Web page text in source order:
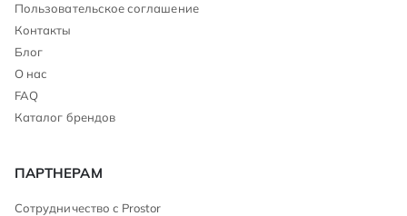
Пользовательское соглашение
Контакты
Блог
О нас
FAQ
Каталог брендов
ПАРТНЕРАМ
Сотрудничество с Prostor